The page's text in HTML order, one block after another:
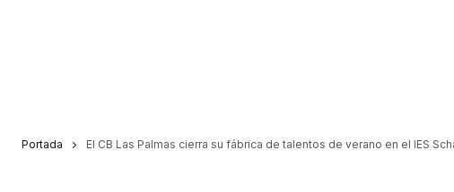
Portada El CB Las Palmas cierra su fábrica de talentos de verano en el IES